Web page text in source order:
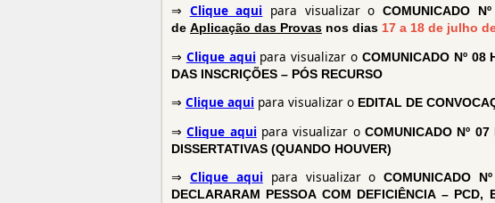
⇒ Clique aqui para visualizar oCOMUNICADO
de Aplicação das Provas nos dias 17 a 18 de julho
⇒ Clique aqui para visualizar o COMUNICADO Nº 08
DAS INSCRIÇÕES – PÓS RECURSO
⇒ Clique aqui para visualizar o EDITAL DE
⇒Clique aqui para visualizar oCOMUNICADO Nº
DISSERTATIVAS (QUANDO HOUVER)
⇒ Clique aqui para visualizar oCOMUNICADO
DECLARARAM PESSOA COM DEFICIÊNCIA – PCD,